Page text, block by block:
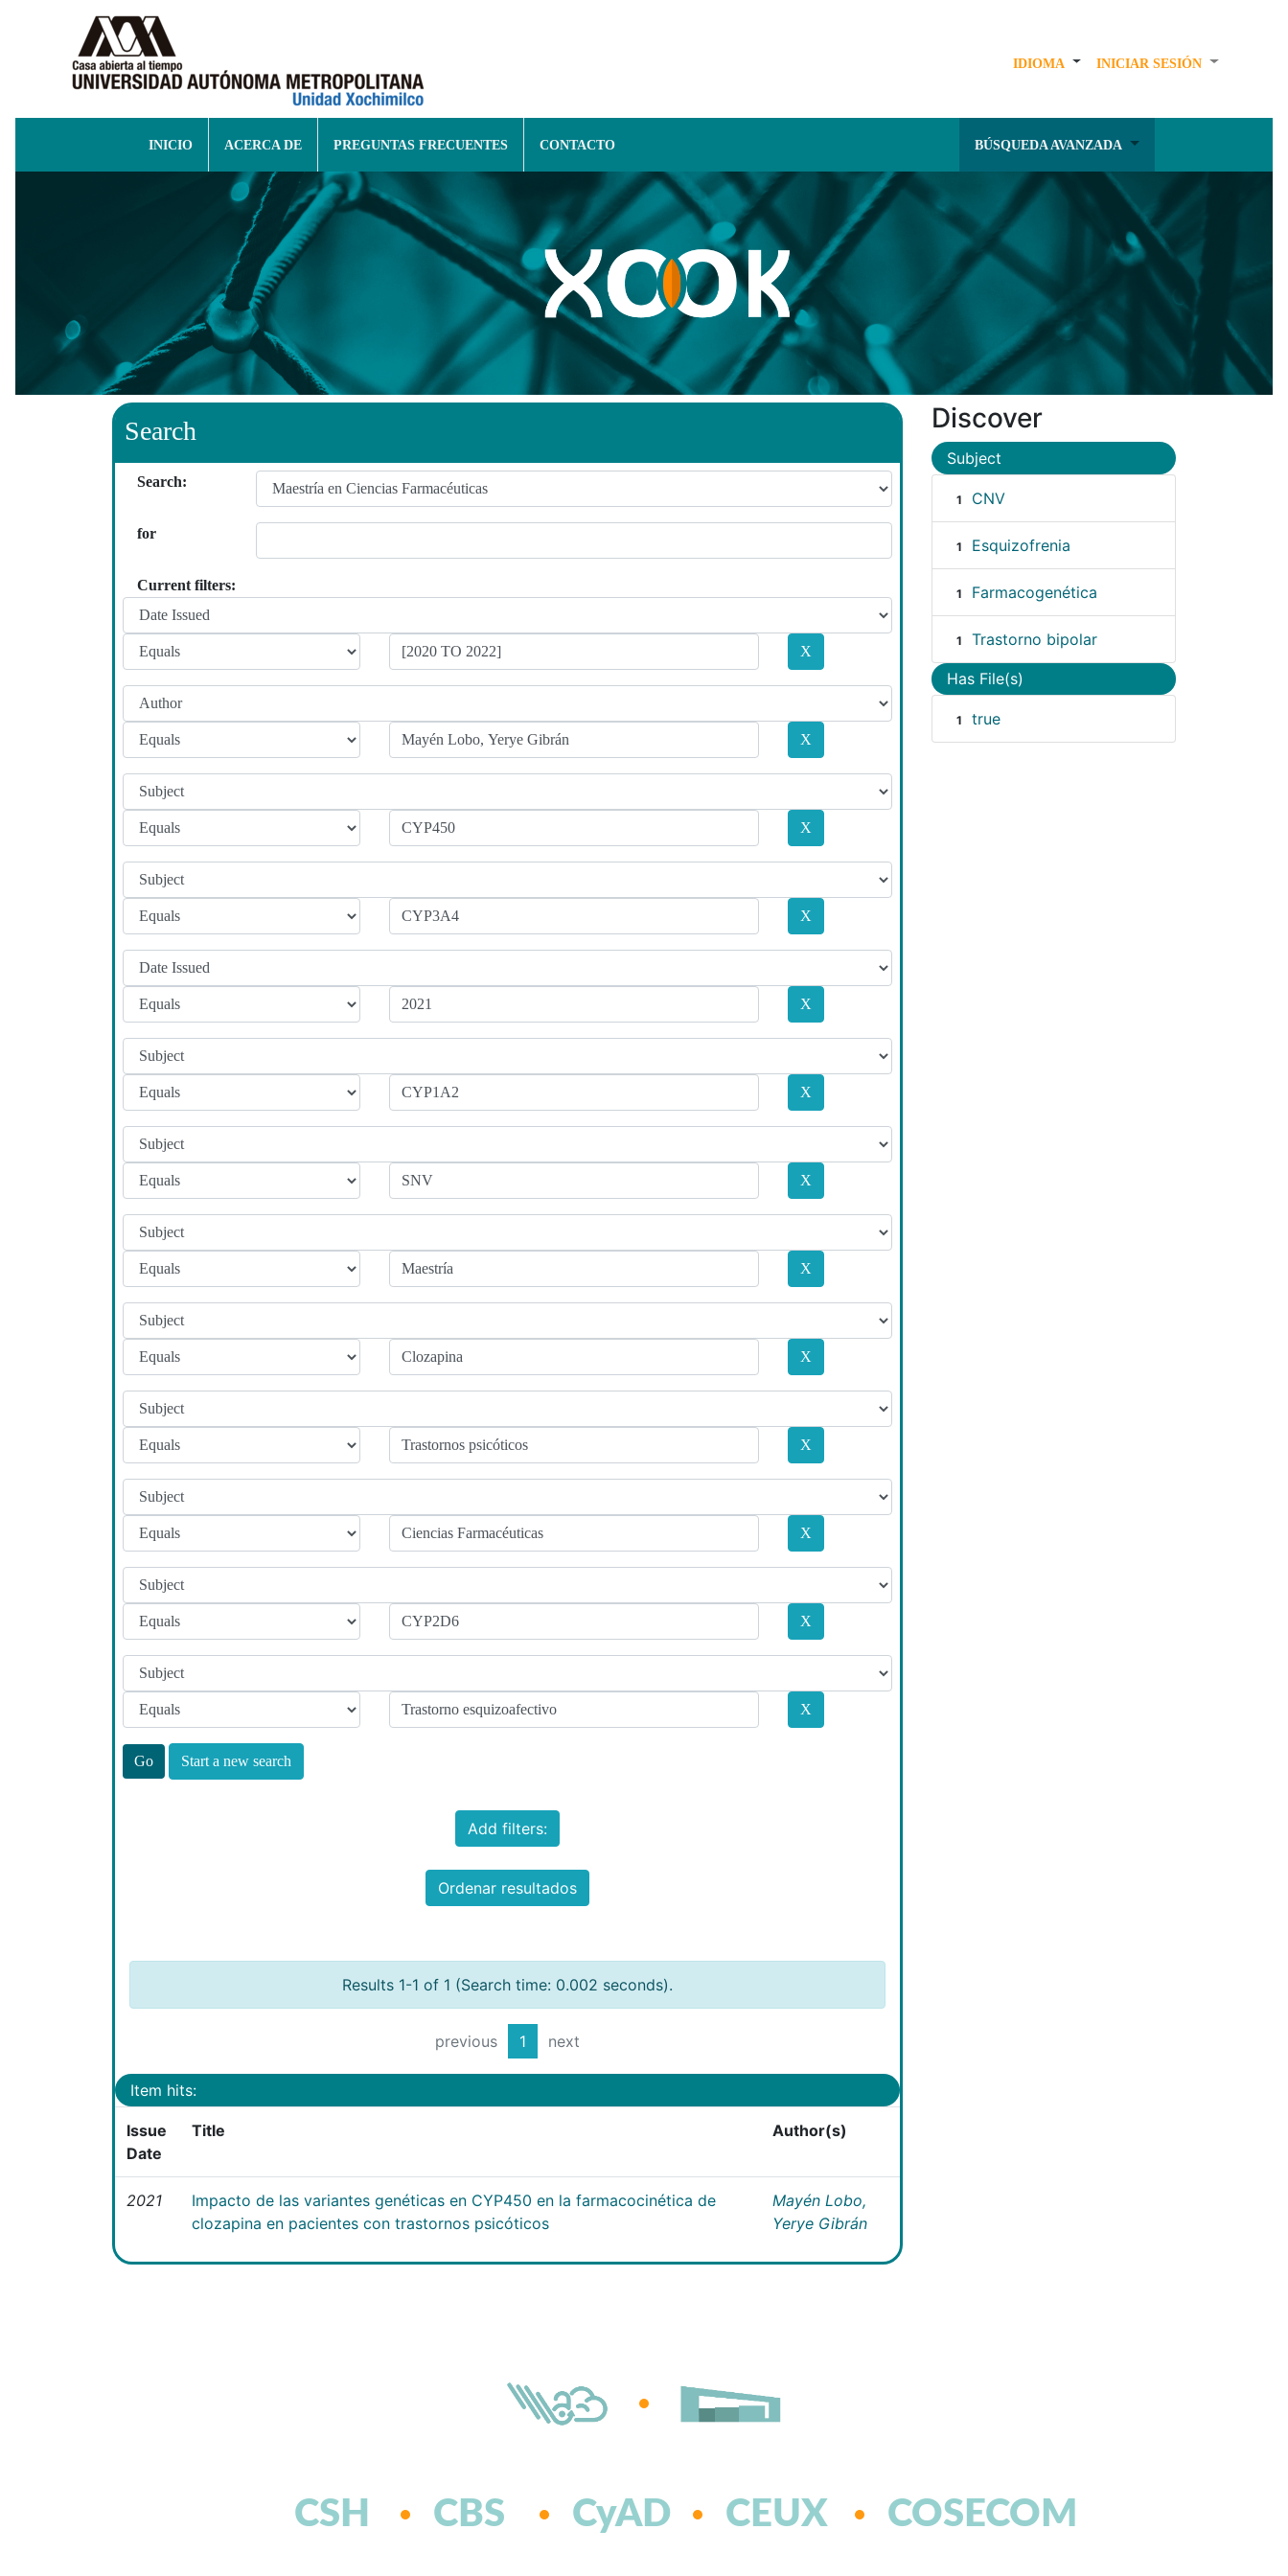
IDIOMA INICIAR SESIÓN
INICIO ACERCA DE PREGUNTAS FRECUENTES CONTACTO BÚSQUEDA AVANZADA
Search
Search:
for
Current filters:
Start a new search
Add filters:
Ordenar resultados
Results 1-1 of 1 (Search time: 0.002 seconds).
previous 1 next
Item hits:
Issue
Date
Title Author(s)
2021
Impacto de las variantes genéticas en CYP450 en la farmacocinética de
clozapina en pacientes con trastornos psicóticos
Mayén Lobo,
Yerye Gibrán
Discover
Subject
1 CNV
1 Esquizofrenia
1 Farmacogenética
1 Trastorno bipolar
Has File(s)
1 true
CSH CBS CyAD CEUX COSECOM